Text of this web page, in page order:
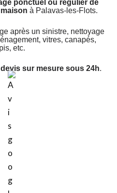
ponctuel ou régulier de
à Palavas-les-Flots.
après un sinistre, nettoyage
vitres, canapés,
etc.
devis sur mesure sous 24h.